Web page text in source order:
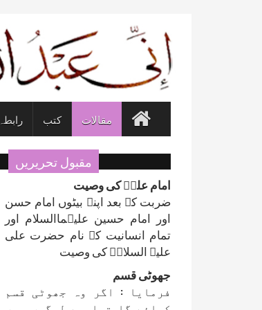
مقالات کتب رابطہ
مقبول تحریریں
امام علیؑ کی وصیت
ضربت کے بعد اپنے بیٹوں امام حسن
اور امام حسین علیہماالسلام اور
تمام انسانیت کے نام حضرت علی
علیہ السلامؑ کی وصیت
جھوٹی قسم
فرمایا : اگر وہ جھوٹی قسم